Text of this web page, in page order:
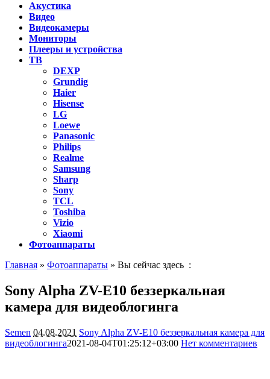
Акустика
Видео
Видеокамеры
Мониторы
Плееры и устройства
ТВ
DEXP
Grundig
Haier
Hisense
LG
Loewe
Panasonic
Philips
Realme
Samsung
Sharp
Sony
TCL
Toshiba
Vizio
Xiaomi
Фотоаппараты
Главная » Фотоаппараты » Вы сейчас здесь :
Sony Alpha ZV-E10 беззеркальная
камера для видеоблогинга
Semen 04.08.2021 Sony Alpha ZV-E10 беззеркальная камера для
видеоблогинга2021-08-04T01:25:12+03:00 Нет комментариев